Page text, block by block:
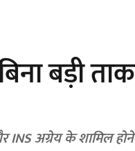
बड़ी
INS अग्रेय के शामिल